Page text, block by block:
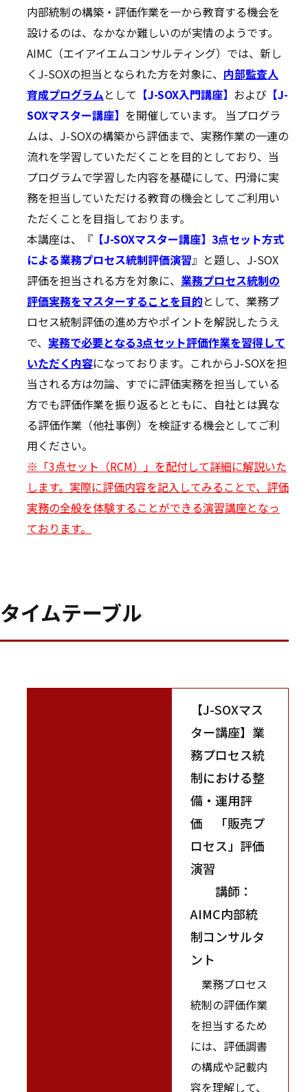
内部統制の構築・評価作業を一から教育する機会を
設けるのは、なかなか難しいのが実情のようです。
AIMC（エイアイエムコンサルティング）では、新し
くJ-SOXの担当となられた方を対象に、 内部監査人
育成プログラムとして 【J-SOX入門講座】 および 【J-
SOXマスター講座】 を開催しています。 当プログラ
ムは、J-SOXの構築から評価まで、実務作業の一連の
流れを学習していただくことを目的としており、当
プログラムで学習した内容を基礎にして、円滑に実
務を担当していただける教育の機会としてご利用い
ただくことを目指しております。
本講座は、『 【J-SOXマスター講座】3点セット方式
による業務プロセス統制評価演習』と題し、J-SOX
評価を担当される方を対象に、 業務プロセス統制の
評価実務をマスターすることを目的として、業務プ
ロセス統制評価の進め方やポイントを解説したうえ
で、 実務で必要となる3点セット評価作業を習得して
いただく内容になっております。これからJ-SOXを担
当される方は勿論、すでに評価実務を担当している
方でも評価作業を振り返るとともに、自社とは異な
る評価作業（他社事例）を検証する機会としてご利
用ください。
※「3点セット（RCM）」を配付して詳細に解説いた
します。実際に評価内容を記入してみることで、評価
実務の全般を体験することができる演習講座となっ
ております。
タイムテーブル
【J-SOXマス
ター講座】業
務プロセス統
制における整
備・運用評
価 「販売プ
ロセス」評価
演習
講師：
AIMC内部統
制コンサルタ
ント
業務プロセス
統制の評価作業
を担当するため
には、評価調書
の構成や記載内
容を理解して、